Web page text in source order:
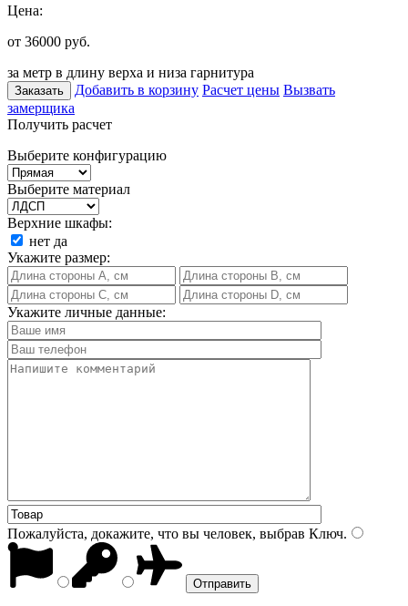
Цена:
от 36000 руб.
за метр в длину верха и низа гарнитура
Заказать Добавить в корзину Расчет цены Вызвать
замерщика
Получить расчет
Выберите конфигурацию
Выберите материал
Верхние шкафы:
нет да
Укажите размер:
Укажите личные данные:
Пожалуйста, докажите, что вы человек, выбрав Ключ.